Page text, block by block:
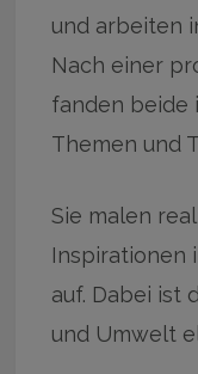
und arbeiten
Nach einer
fanden beide
Themen und
Sie malen
Inspirationen
auf. Dabei ist
und Umwelt